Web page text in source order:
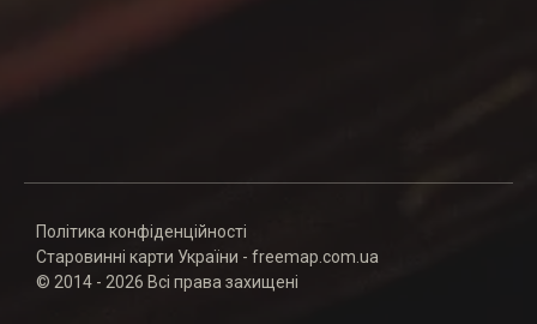
Політика конфіденційності
Старовинні карти України - freemap.com.ua
© 2014 - 2026 Всі права захищені